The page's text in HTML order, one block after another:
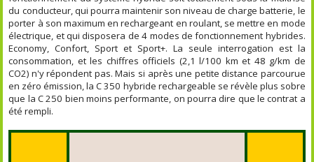
du conducteur, qui pourra maintenir son niveau de charge batterie, le
porter à son maximum en rechargeant en roulant, se mettre en mode
électrique, et qui disposera de 4 modes de fonctionnement hybrides.
Economy, Confort, Sport et Sport+. La seule interrogation est la
consommation, et les chiffres officiels (2,1 l/100 km et 48 g/km de
CO2) n'y répondent pas. Mais si après une petite distance parcourue
en zéro émission, la C 350 hybride rechargeable se révèle plus sobre
que la C 250 bien moins performante, on pourra dire que le contrat a
été rempli.